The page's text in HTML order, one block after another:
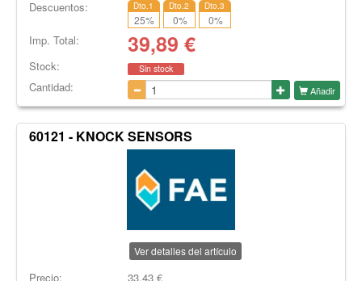
Descuentos:
Dto.1
25%
Dto.2
0%
Dto.3
0%
Imp. Total: 39,89 €
Stock: Sin stock
Cantidad: Añadir
60121 - KNOCK SENSORS
Ver detalles del artículo
Precio: 33,43€